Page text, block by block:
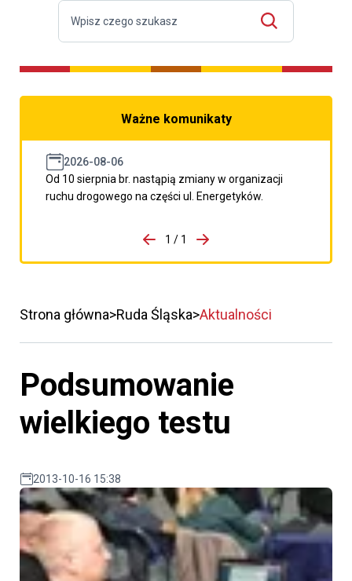
Ważne komunikaty
2026-08-06
Od 10 sierpnia br. nastąpią zmiany w organizacji
ruchu drogowego na części ul. Energetyków.
porzpedniego komunikatu
1 / 1
Przejdź do następnego
Strona główna Ruda Śląska Aktualności
Podsumowanie
wielkiego testu
2013-10-16 15:38